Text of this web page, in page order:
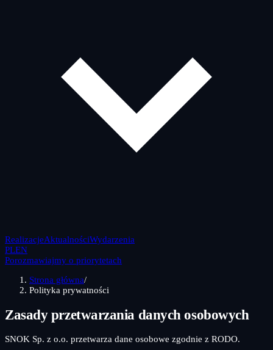
RealizacjeAktualnościWydarzenia
PLEN
Porozmawiajmy o priorytetach
Strona główna/
Polityka prywatności
Zasady przetwarzania danych osobowych
SNOK Sp. z o.o. przetwarza dane osobowe zgodnie z RODO.